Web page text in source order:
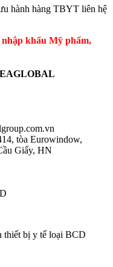
hành hàng TBYT liên hệ
khẩu Mỹ phẩm,
tòa Eurowindow,
Giấy, HN
thiết bị y tế loại BCD